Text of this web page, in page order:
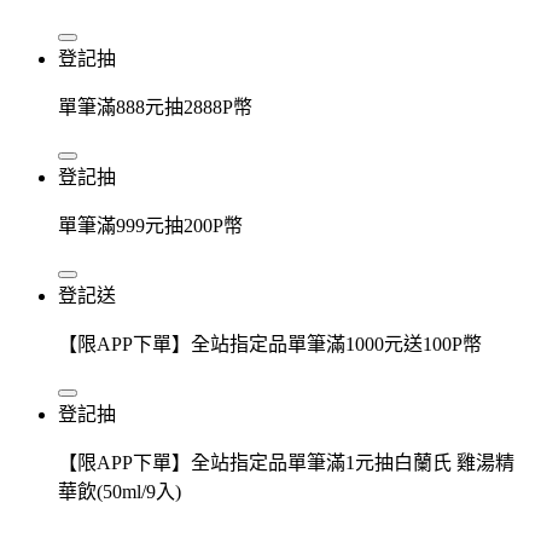
登記抽
單筆滿888元抽2888P幣
登記抽
單筆滿999元抽200P幣
登記送
【限APP下單】全站指定品單筆滿1000元送100P幣
登記抽
【限APP下單】全站指定品單筆滿1元抽白蘭氏 雞湯精
華飲(50ml/9入)